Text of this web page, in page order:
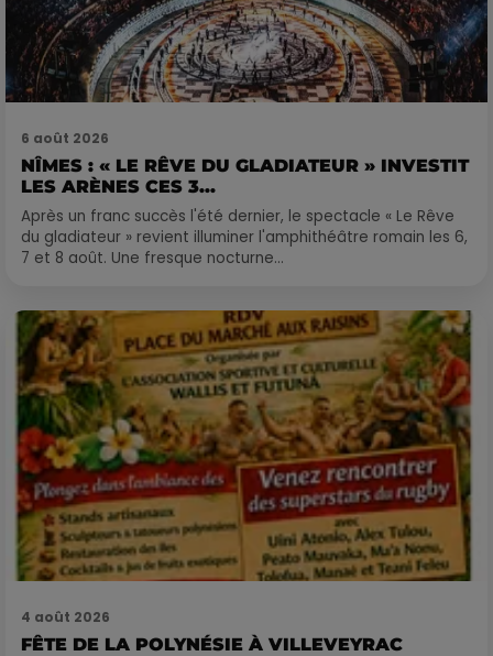
6 août 2026
NÎMES : « LE RÊVE DU GLADIATEUR » INVESTIT
LES ARÈNES CES 3...
Après un franc succès l'été dernier, le spectacle « Le Rêve
du gladiateur » revient illuminer l'amphithéâtre romain les 6,
7 et 8 août. Une fresque nocturne...
4 août 2026
FÊTE DE LA POLYNÉSIE À VILLEVEYRAC